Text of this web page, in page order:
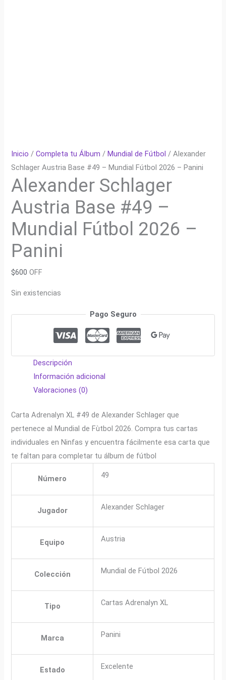
Inicio /Completa tu Álbum /Mundial de Fútbol / Alexander
Schlager Austria Base #49 – Mundial Fútbol 2026 – Panini
Alexander Schlager
Austria Base #49 –
Mundial Fútbol 2026 –
Panini
$600 OFF
Sin existencias
Pago Seguro
Descripción
Información adicional
Valoraciones (0)
Carta Adrenalyn XL #49 de Alexander Schlager que
pertenece al Mundial de Fùtbol 2026. Compra tus cartas
individuales en Ninfas y encuentra fácilmente esa carta que
te faltan para completar tu álbum de fútbol
Número 49
Jugador Alexander Schlager
Equipo Austria
Colección Mundial de Fútbol 2026
Tipo Cartas Adrenalyn XL
Marca Panini
Estado Excelente